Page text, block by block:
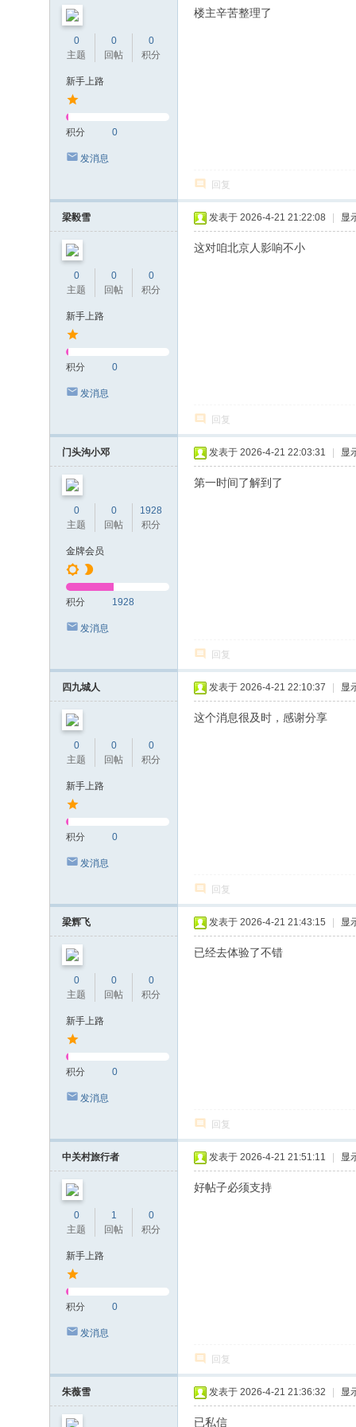
0
主题
0
回帖
0
积分
新手上路
积分 0
发消息
楼主辛苦整理了
回复
梁毅雪
0
主题
0
回帖
0
积分
新手上路
积分 0
发消息
发表于 2026-4-21 21:22:08 显
这对咱北京人影响不小
回复
门头沟小邓
0
主题
0
回帖
1928
积分
金牌会员
积分 1928
发消息
发表于 2026-4-21 22:03:31 显
第一时间了解到了
回复
四九城人
0
主题
0
回帖
0
积分
新手上路
积分 0
发消息
发表于 2026-4-21 22:10:37 显
这个消息很及时，感谢分享
回复
梁辉飞
0
主题
0
回帖
0
积分
新手上路
积分 0
发消息
发表于 2026-4-21 21:43:15 显
已经去体验了不错
回复
中关村旅行者
0
主题
1
回帖
0
积分
新手上路
积分 0
发消息
发表于 2026-4-21 21:51:11 显
好帖子必须支持
回复
朱薇雪 发表于 2026-4-21 21:36:32 显
已私信